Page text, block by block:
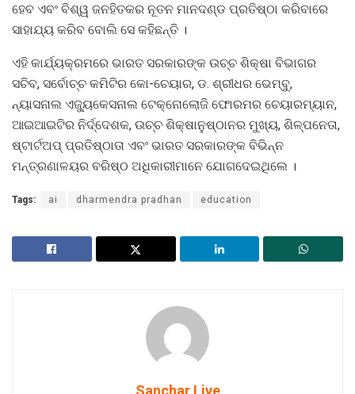
ହେବ ଏବଂ ବିଶ୍ୱ ଜନହିତକର ନୂତନ ମାନଦଣ୍ଡ ପ୍ରତିଷ୍ଠା କରିବାରେ
ସାହାଯ୍ୟ କରିବ ବୋଲି ସେ କହିଛନ୍ତି ।
ଏହି କାର୍ଯ୍ୟକ୍ରମରେ ଭାରତ ସରକାରଙ୍କ ଉଚ୍ଚ ଶିକ୍ଷା ବିଭାଗର
ସଚିବ, ସର୍ବୋଚ୍ଚ କମିଟିର କୋ-ଚେୟାର, ଡ. ଶ୍ରୀଧର ଭେମ୍ବୁ,
ନ୍ୟାସନାଲ ଏଜ୍ୟୁକେସନାଲ ଟେକ୍ନୋଲୋଜି ଫୋରମର ଚେୟାରମ୍ୟାନ,
ଆଇଆଇଟିର ନିର୍ଦ୍ଦେଶକ, ଉଚ୍ଚ ଶିକ୍ଷାନୁଷ୍ଠାନର ମୁଖ୍ୟ, ଶିଳ୍ପନେତା,
ଷ୍ଟାର୍ଟଅପ୍ ପ୍ରତିଷ୍ଠାତା ଏବଂ ଭାରତ ସରକାରଙ୍କ ବିଭିନ୍ନ
ମନ୍ତ୍ରଣାଳୟର ବରିଷ୍ଠ ଅଧିକାରୀମାନେ ଯୋଗଦେଇଥିଲେ ।
Tags: ai dharmendra pradhan education
Sanchar Live